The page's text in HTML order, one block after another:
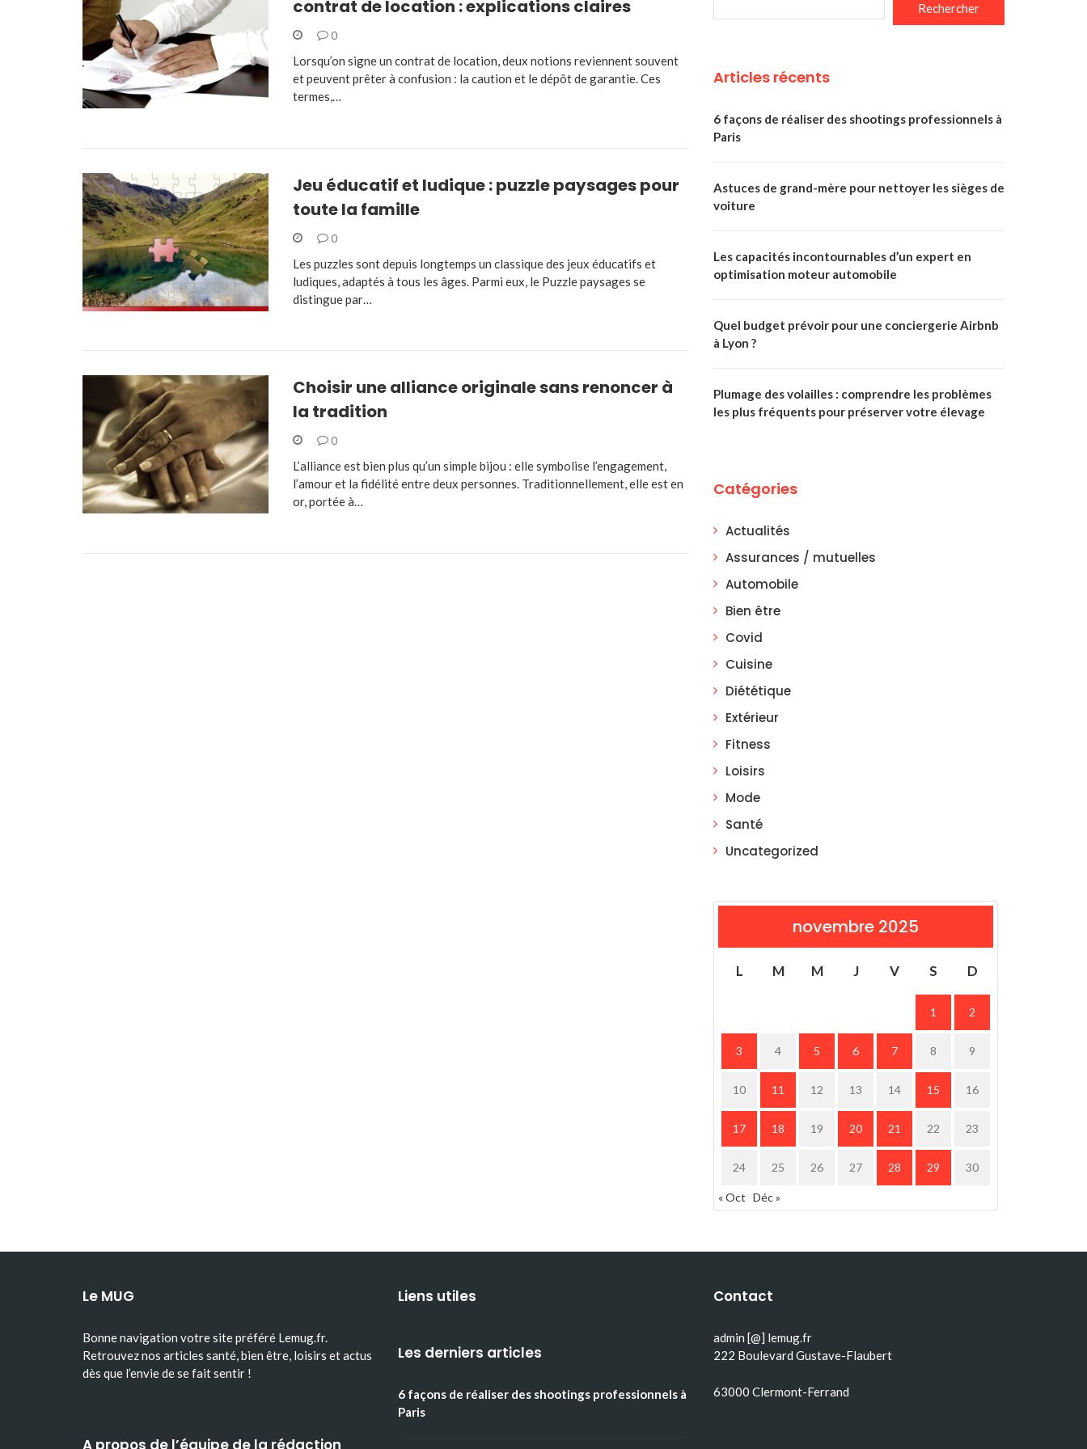
contrat de location : explications claires
0
Lorsqu’on signe un contrat de location, deux notions reviennent souvent
et peuvent prêter à confusion : la caution et le dépôt de garantie. Ces
termes,…
Jeu éducatif et ludique : puzzle paysages pour
toute la famille
0
Les puzzles sont depuis longtemps un classique des jeux éducatifs et
ludiques, adaptés à tous les âges. Parmi eux, le Puzzle paysages se
distingue par…
Choisir une alliance originale sans renoncer à
la tradition
0
L’alliance est bien plus qu’un simple bijou : elle symbolise l’engagement,
l’amour et la fidélité entre deux personnes. Traditionnellement, elle est en
or, portée à…
Rechercher
Articles récents
6 façons de réaliser des shootings professionnels à
Paris
Astuces de grand-mère pour nettoyer les sièges de
voiture
Les capacités incontournables d’un expert en
optimisation moteur automobile
Quel budget prévoir pour une conciergerie Airbnb
à Lyon ?
Plumage des volailles : comprendre les problèmes
les plus fréquents pour préserver votre élevage
Catégories
Actualités
Assurances / mutuelles
Automobile
Bien être
Covid
Cuisine
Diététique
Extérieur
Fitness
Loisirs
Mode
Santé
Uncategorized
novembre 2025
L M M J V S D
1 2
3 4 5 6 7 8 9
10 11 12 13 14 15 16
17 18 19 20 21 22 23
24 25 26 27 28 29 30
« Oct Déc »
Le MUG
Bonne navigation votre site préféré Lemug.fr.
Retrouvez nos articles santé, bien être, loisirs et actus
dès que l’envie de se fait sentir !
A propos de l’équipe de la rédaction
Liens utiles
Les derniers articles
6 façons de réaliser des shootings professionnels à
Paris
Contact
admin [@] lemug.fr
222 Boulevard Gustave-Flaubert
63000 Clermont-Ferrand